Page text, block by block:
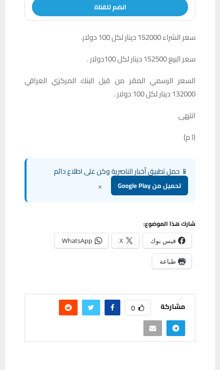
انضم للقناة
سعر الشراء 152000 دينار لكل 100 دولار.
سعر البيع 152500 دينار لكل 100دولار .
السعر الرسمي المقر من قبل البنك المركزي العراقي
132000 دينار لكل 100 دولار .
انتهى
(ا م)
📱 حمل تطبيق أخبار الناصرية وكن على اطلاع دائم
تحميل من Google Play ×
شارك هذا الموضوع:
فيس بوك X
WhatsApp
طباعة
مشاركة 0